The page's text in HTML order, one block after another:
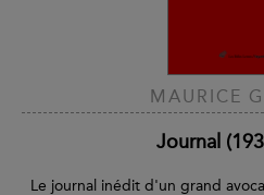
MAURICE
Journal
Le journal inédit d'un grand